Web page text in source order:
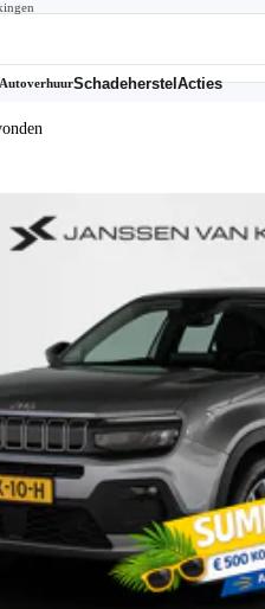
AutoverhuurSchadeherstelActies